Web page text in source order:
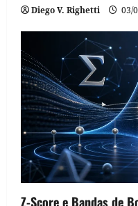
Diego V. Righetti 03/
Z-Score e Bandas de